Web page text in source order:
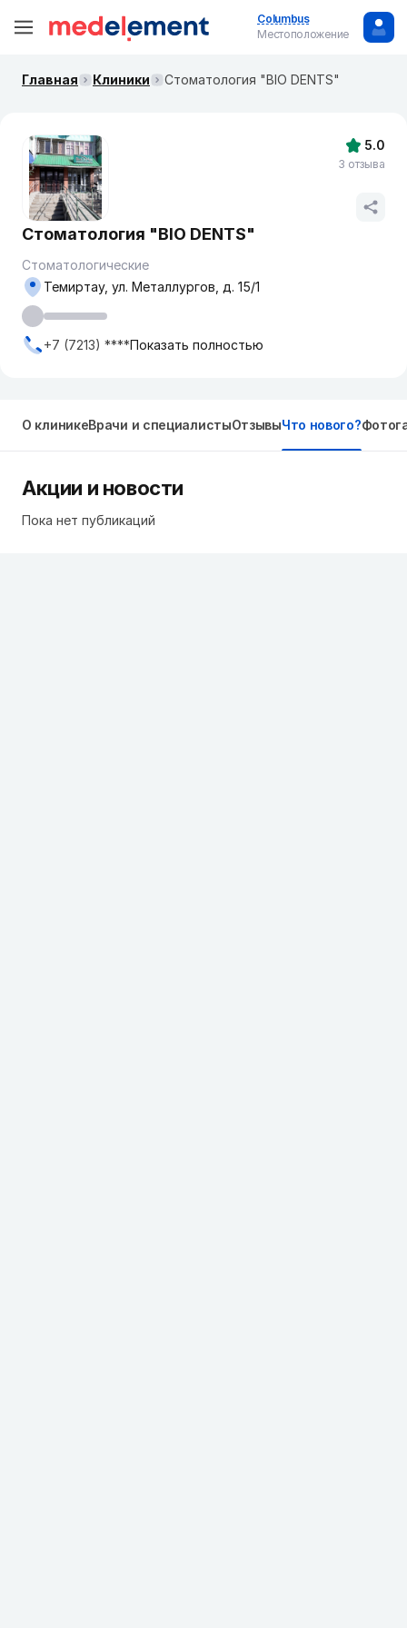
Columbus
Местоположение
Главная Клиники Стоматология "BIO DENTS"
Стоматология "BIO DENTS"
Стоматологические
Темиртау, ул. Металлургов, д. 15/1
+7 (7213) ****Показать полностью
5.0
3 отзыва
О клиникеВрачи и специалистыОтзывыЧто нового?
Акции и новости
Пока нет публикаций